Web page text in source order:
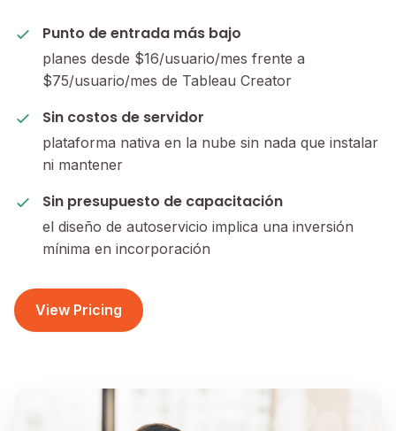
Punto de entrada más bajo
planes desde $16/usuario/mes frente a
$75/usuario/mes de Tableau Creator
Sin costos de servidor
plataforma nativa en la nube sin nada que instalar
ni mantener
Sin presupuesto de capacitación
el diseño de autoservicio implica una inversión
mínima en incorporación
View Pricing